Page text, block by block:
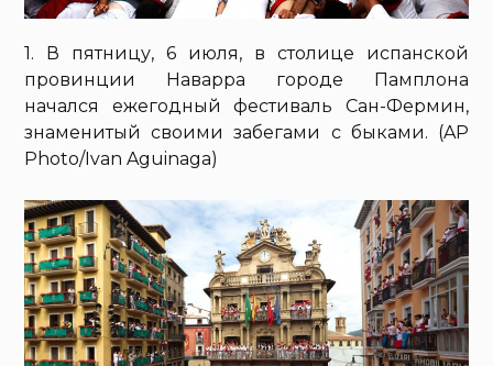
1. В пятницу, 6 июля, в столице испанской
провинции Наварра городе Памплона
начался ежегодный фестиваль Сан-Фермин,
знаменитый своими забегами с быками. (AP
Photo/Ivan Aguinaga)